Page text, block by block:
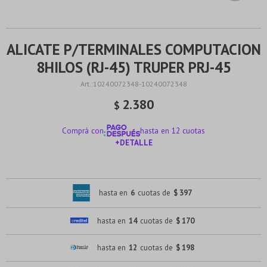
ALICATE P/TERMINALES COMPUTACION
8HILOS (RJ-45) TRUPER PRJ-45
10240072348-10240072348
$ 2.380
Comprá con
hasta en 12 cuotas
+DETALLE
hasta en 6 cuotas de $ 397
hasta en 14 cuotas de $ 170
hasta en 12 cuotas de $ 198